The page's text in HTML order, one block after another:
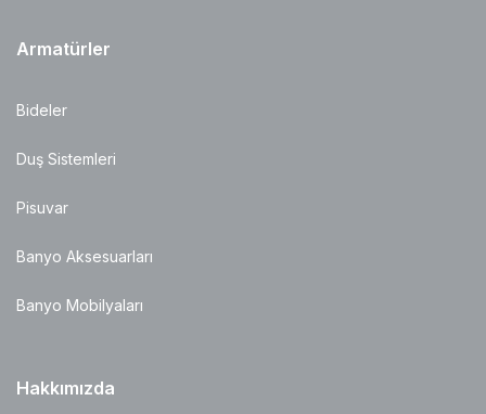
Armatürler
Bideler
Duş Sistemleri
Pisuvar
Banyo Aksesuarları
Banyo Mobilyaları
Hakkımızda